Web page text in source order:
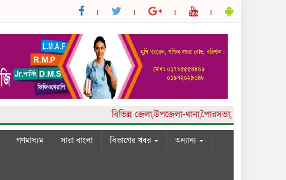
বিভিন্নজেলা,উপজেলা-থানা,পৈারসভা,কলেজ ও ইউনিয়ন
গণমাধ্যম সারা বাংলা বিভাগের খবর অন্যান্য